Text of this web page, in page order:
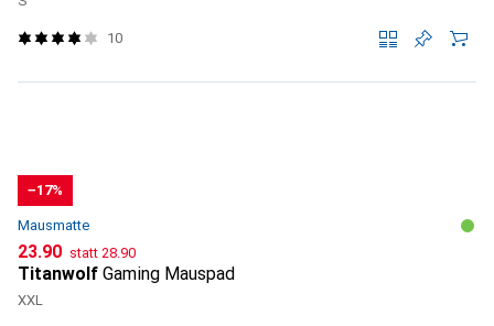
10
−17%
Mausmatte
CHF
23.90 statt CHF
28.90
Titanwolf Gaming Mauspad
XXL